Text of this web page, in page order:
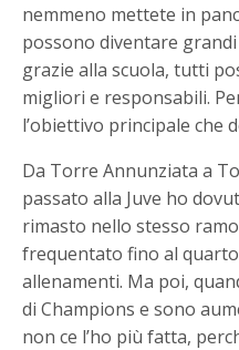
nemmeno mettete in
possono diventare
grazie alla scuola, tutti
migliori e responsabili.
l’obiettivo principale che
Da Torre Annunziata a
passato alla Juve ho
rimasto nello stesso
frequentato fino al
allenamenti. Ma poi,
di Champions e sono
non ce l’ho più fatta,